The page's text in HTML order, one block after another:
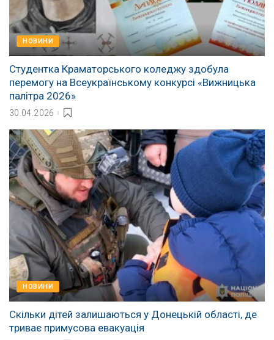
НОВИНИ
Студентка Краматорського коледжу здобула
перемогу на Всеукраїнському конкурсі «Вижницька
палітра 2026»
30.04.2026
НОВИНИ
Скільки дітей залишаються у Донецькій області, де
триває примусова евакуація